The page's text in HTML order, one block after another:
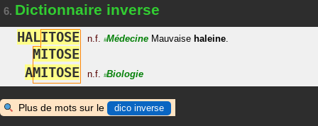
6. Dictionnaire inverse
HALITOSE n.f. #Médecine Mauvaise haleine
MITOSE
AMITOSE n.f. #Biologie
Plus de mots sur le dico inverse